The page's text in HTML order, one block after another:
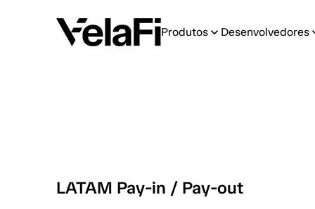
Produtos Desenvolvedores
LATAM Pay‑in / Pay‑out